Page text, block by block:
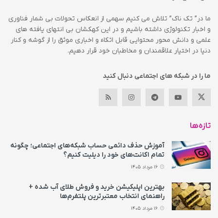
ما در” تک ناک” تلاش می کنیم سهمی از انعکاس تحولات بی شمار فناوری
و اخبار تکنولوژی داشته باشیم و در این کهکشان بی انتهای یافته های
علمی و دانش محور محتوایی قابل اتکاء و اخباری موثق را از گوشه و کنار
دنیا در اختیار علاقمندان و مخاطبان خود قرار دهیم.
ما را در شبکه های اجتماعی دنبال کنید
تازه‌ها
آموزش حذف دائمی حساب شبکه‌های اجتماعی؛ چگونه
تمام اکانت‌های خود را دیلیت کنیم؟
بهترین اپلیکیشن خرید و فروش طلای آب شده +
راهنمای انتخاب معتبرترین پلتفرم‌ها